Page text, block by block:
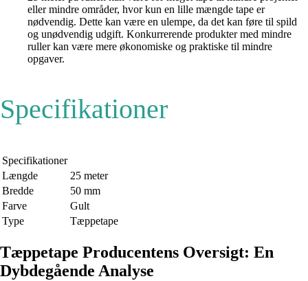
eller mindre områder, hvor kun en lille mængde tape er
nødvendig. Dette kan være en ulempe, da det kan føre til spild
og unødvendig udgift. Konkurrerende produkter med mindre
ruller kan være mere økonomiske og praktiske til mindre
opgaver.
Specifikationer
Specifikationer
Længde
25 meter
Bredde
50 mm
Farve
Gult
Type
Tæppetape
Tæppetape Producentens Oversigt: En
Dybdegående Analyse